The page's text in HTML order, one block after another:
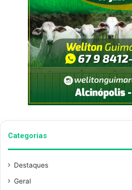
Categorias
Destaques
Geral